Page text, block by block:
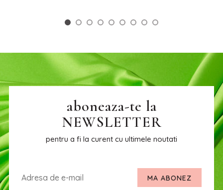
aboneaza-te la
NEWSLETTER
pentru a fi la curent cu ultimele noutati
MA ABONEZ